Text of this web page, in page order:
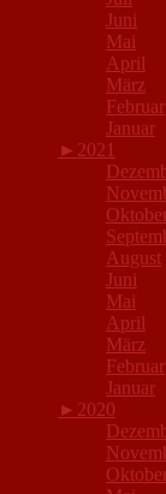
Juni
Mai
April
März
Februar
Januar
► 2021
August
Juni
Mai
April
März
Februar
Januar
► 2020